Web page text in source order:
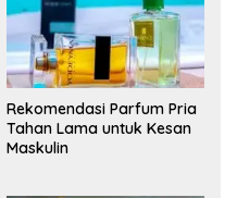
Rekomendasi Parfum Pria
Tahan Lama untuk Kesan
Maskulin